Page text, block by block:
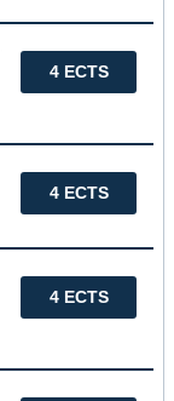
4 ECTS
4 ECTS
4 ECTS